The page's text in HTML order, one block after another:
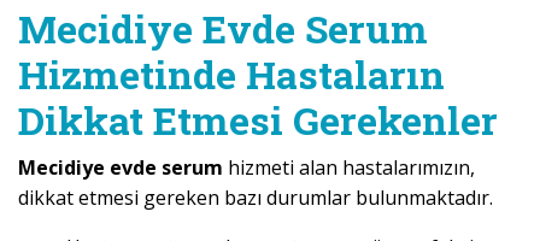
Mecidiye Evde Serum
Hizmetinde Hastaların
Dikkat Etmesi Gerekenler
Mecidiye evde serum hizmeti alan hastalarımızın,
dikkat etmesi gereken bazı durumlar bulunmaktadır.